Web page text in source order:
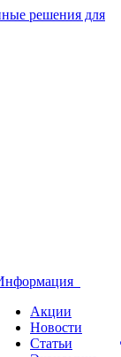
Акции
Новости
Статьи